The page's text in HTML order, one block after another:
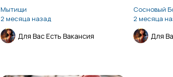
Мытищи
2 месяца назад
Для Вас Есть Вакансия
Сосновый
2 месяца
Для